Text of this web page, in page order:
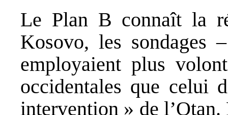
Le Plan B connaît la
Kosovo, les sondages
employaient plus
occidentales que celui
intervention » de l’Otan.